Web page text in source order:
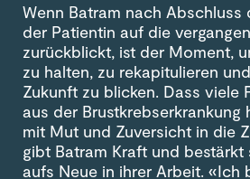
Wenn Batram nach Abschluss
der Patientin auf die
zurückblickt, ist der Moment,
zu halten, zu rekapitulieren
Zukunft zu blicken. Dass viele
aus der Brustkrebserkrankung
mit Mut und Zuversicht in die
gibt Batram Kraft und bestärkt
aufs Neue in ihrer Arbeit. «Ich